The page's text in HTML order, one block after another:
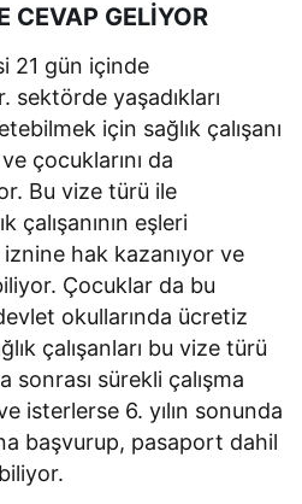
CEVAP GELİYOR
21 gün içinde
sektörde yaşadıkları
için sağlık çalışanı
çocuklarını da
Bu vize türü ile
çalışanının eşleri
hak kazanıyor ve
Çocuklar da bu
okullarında ücretiz
çalışanları bu vize türü
sonrası sürekli çalışma
isterlerse 6. yılın sonunda
başvurup, pasaport dahil